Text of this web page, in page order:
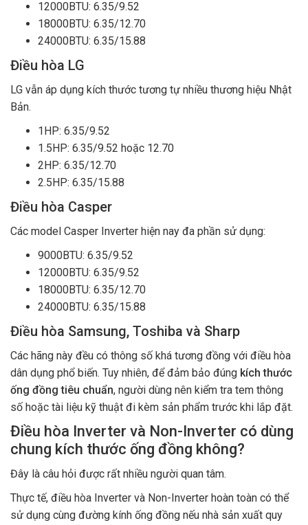
12000BTU: 6.35/9.52
18000BTU: 6.35/12.70
24000BTU: 6.35/15.88
Điều hòa LG
LG vẫn áp dụng kích thước tương tự nhiều thương hiệu Nhật
Bản.
1HP: 6.35/9.52
1.5HP: 6.35/9.52 hoặc 12.70
2HP: 6.35/12.70
2.5HP: 6.35/15.88
Điều hòa Casper
Các model Casper Inverter hiện nay đa phần sử dụng:
9000BTU: 6.35/9.52
12000BTU: 6.35/9.52
18000BTU: 6.35/12.70
24000BTU: 6.35/15.88
Điều hòa Samsung, Toshiba và Sharp
Các hãng này đều có thông số khá tương đồng với điều hòa
dân dụng phổ biến. Tuy nhiên, để đảm bảo đúng kích thước
ống đồng tiêu chuẩn, người dùng nên kiểm tra tem thông
số hoặc tài liệu kỹ thuật đi kèm sản phẩm trước khi lắp đặt.
Điều hòa Inverter và Non-Inverter có dùng
chung kích thước ống đồng không?
Đây là câu hỏi được rất nhiều người quan tâm.
Thực tế, điều hòa Inverter và Non-Inverter hoàn toàn có thể
sử dụng cùng đường kính ống đồng nếu nhà sản xuất quy